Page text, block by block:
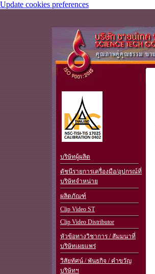
Update cookies preferences
.
บริษัทผู้ผลิต
ดัชนีรายการเครื่องมือ/อุปกรณ์ที่
บริษัทจำหน่าย
ผลิตภัณฑ์
Clip Video ST
Clip Video Distributor
หัวข้อทางวิชาการ / สัมมนาที่
บริษัทเผยแพร่
วิสัยทัศน์ / พันธกิจ / คำขวัญ
บริษัทฯ